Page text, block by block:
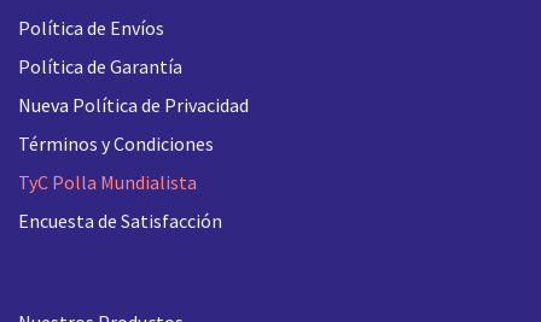
Política de Envíos
Política de Garantía
Nueva Política de Privacidad
Términos y Condiciones
TyC Polla Mundialista
Encuesta de Satisfacción